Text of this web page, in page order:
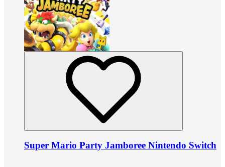
Super Mario Party Jamboree Nintendo Switch